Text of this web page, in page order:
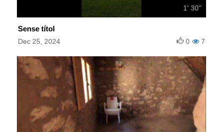
1' 30''
Sense títol
Dec 25, 2024 7
0